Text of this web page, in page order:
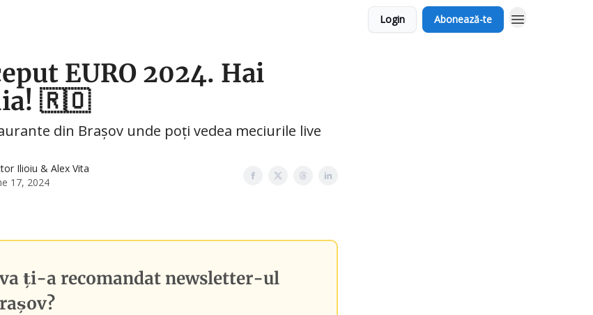
Login Abonează-te
EURO 2024. Hai
🇷🇴
din Brașov unde poți vedea meciurile live
Ilioiu & Alex Vita
17, 2024
ți-a recomandat newsletter-ul
?